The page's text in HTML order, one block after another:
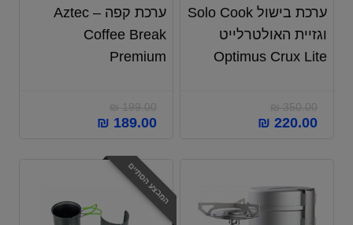
ערכת בישול Solo Cook
וגזיית האולטרלייט
Optimus Crux Lite
₪350.00
₪ 220.00
ערכת קפה Aztec –
Coffee Break
Premium
₪199.00
₪ 189.00
המבצע הסתיים